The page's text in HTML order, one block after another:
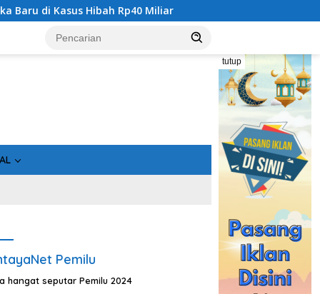
Hibah Rp40 Miliar Geger! 5 Komisioner KPU Kotim
tutup
Pemilu
hangat seputar Pemilu 2024